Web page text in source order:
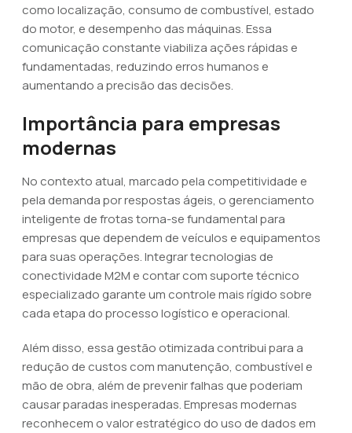
como localização, consumo de combustível, estado
do motor, e desempenho das máquinas. Essa
comunicação constante viabiliza ações rápidas e
fundamentadas, reduzindo erros humanos e
aumentando a precisão das decisões.
Importância para empresas
modernas
No contexto atual, marcado pela competitividade e
pela demanda por respostas ágeis, o gerenciamento
inteligente de frotas torna-se fundamental para
empresas que dependem de veículos e equipamentos
para suas operações. Integrar tecnologias de
conectividade M2M e contar com suporte técnico
especializado garante um controle mais rígido sobre
cada etapa do processo logístico e operacional.
Além disso, essa gestão otimizada contribui para a
redução de custos com manutenção, combustível e
mão de obra, além de prevenir falhas que poderiam
causar paradas inesperadas. Empresas modernas
reconhecem o valor estratégico do uso de dados em